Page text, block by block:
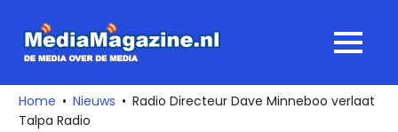
naar
media
over
MENU
Home Nieuws
Radio Directeur Dave Minneboo verlaat
Talpa Radio